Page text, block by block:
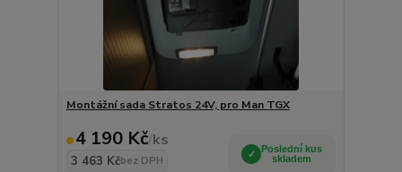
Montážní sada Stratos 24V, pro Man TGX
4 190 Kč/ks
3 463 Kčbez DPH
Poslední kus
skladem